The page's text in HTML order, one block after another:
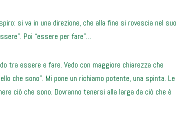
si va in una direzione, che alla fine si rovescia nel suo
Poi “essere per fare”…
tra essere e fare. Vedo con maggiore chiarezza che
che sono”. Mi pone un richiamo potente, una spinta. Le
ciò che sono. Dovranno tenersi alla larga da ciò che è